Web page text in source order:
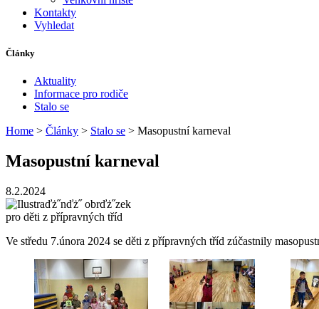
Kontakty
Vyhledat
Články
Aktuality
Informace pro rodiče
Stalo se
Home > Články > Stalo se > Masopustní karneval
Masopustní karneval
8.2.2024
pro děti z přípravných tříd
Ve středu 7.února 2024 se děti z přípravných tříd zúčastnily